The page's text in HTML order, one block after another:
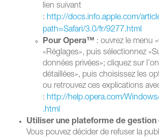
lien suivant
: http://docs.info.apple.com/
path=Safari/3.0/fr/9277.html
Pour Opera™ : ouvrez le menu
«Réglages», puis sélectionnez
données privées»; cliquez sur
détaillées», puis choisissez les
ou retrouvez ces explications
: http://help.opera.com/
.html
Utiliser une plateforme de gestion
Vous pouvez décider de refuser la